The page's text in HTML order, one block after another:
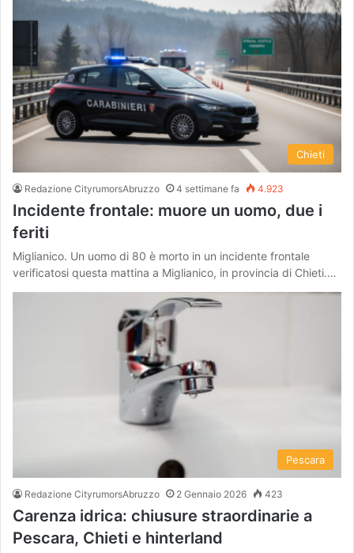
Chieti
Redazione CityrumorsAbruzzo 4 settimane fa 4.923
Incidente frontale: muore un uomo, due i
feriti
Miglianico. Un uomo di 80 è morto in un incidente frontale
verificatosi questa mattina a Miglianico, in provincia di Chieti.…
Pescara
Redazione CityrumorsAbruzzo 2 Gennaio 2026 423
Carenza idrica: chiusure straordinarie a
Pescara, Chieti e hinterland